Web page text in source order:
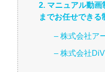
2. マニュアル動画
までお任せできる
– 株式会社ア
– 株式会社